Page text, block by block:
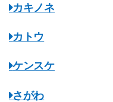
カキノネ
カトウ
ケンスケ
さがわ